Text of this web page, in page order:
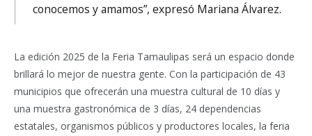
conocemos y amamos”, expresó Mariana Álvarez.
La edición 2025 de la Feria Tamaulipas será un espacio donde
brillará lo mejor de nuestra gente. Con la participación de 43
municipios que ofrecerán una muestra cultural de 10 días y
una muestra gastronómica de 3 días, 24 dependencias
estatales, organismos públicos y productores locales, la feria